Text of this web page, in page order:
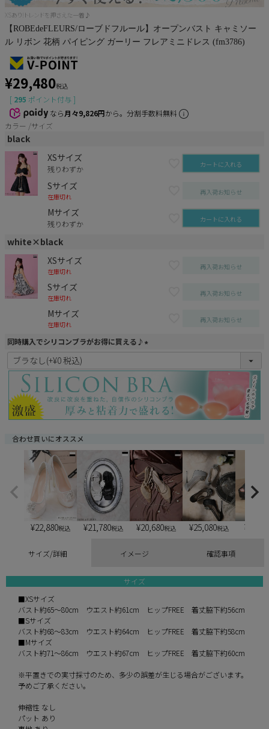
XSあり!トレンドを押さえた一着♪
【ROBEdeFLEURS/ローブドフルール】オープンバスト キャミソー
ル リボン 花柄 パイピング ガーリー フレアミニドレス (fm3786)
¥29,480税込
[ 295 ポイント付与 ]
なら月々9,826円から。分割手数料無料
カラー
サイズ
black
XSサイズ
残りわずか カートに入れる
Sサイズ
在庫切れ
再入荷お知らせ
Mサイズ
残りわずか カートに入れる
white×black
XSサイズ
在庫切れ
再入荷お知らせ
Sサイズ
在庫切れ
再入荷お知らせ
Mサイズ
在庫切れ
再入荷お知らせ
同時購入でシリコンブラがお得に買える♪
(
必
須
)
合わせ買いにオススメ
¥22,880税込 ¥21,780税込 ¥20,680税込 ¥25,080税込 ¥
サイズ/詳細 イメージ 確認事項
サイズ
■XSサイズ
バスト約65～80cm ウエスト約61cm ヒップFREE 着丈脇下約56cm
■Sサイズ
バスト約68～83cm ウエスト約64cm ヒップFREE 着丈脇下約58cm
■Mサイズ
バスト約71～86cm ウエスト約67cm ヒップFREE 着丈脇下約60cm
※平置きでの実寸採寸のため、多少の誤差が生じる場合がございます。
予めご了承ください。
伸縮性 なし
パット あり